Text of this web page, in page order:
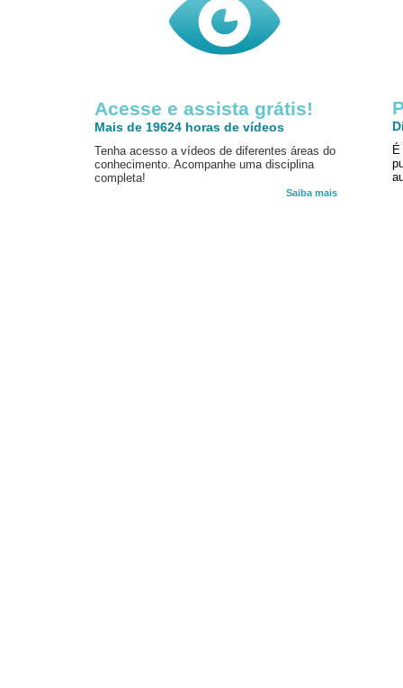
Acesse e assista grátis!
Mais de 19624 horas de vídeos
Tenha acesso a vídeos de diferentes áreas do
conhecimento. Acompanhe uma disciplina
completa!
Saiba mais